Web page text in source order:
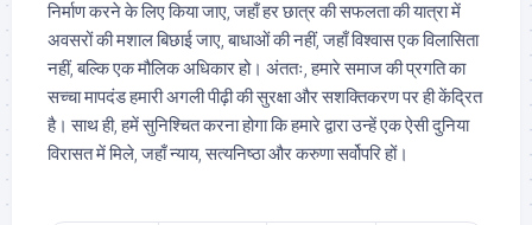
निर्माण करने के लिए किया जाए, जहाँ हर छात्र की सफलता की यात्रा में
अवसरों की मशाल बिछाई जाए, बाधाओं की नहीं, जहाँ विश्वास एक विलासिता
नहीं, बल्कि एक मौलिक अधिकार हो। अंततः, हमारे समाज की प्रगति का
सच्चा मापदंड हमारी अगली पीढ़ी की सुरक्षा और सशक्तिकरण पर ही केंद्रित
है। साथ ही, हमें सुनिश्चित करना होगा कि हमारे द्वारा उन्हें एक ऐसी दुनिया
विरासत में मिले, जहाँ न्याय, सत्यनिष्ठा और करुणा सर्वोपरि हों।